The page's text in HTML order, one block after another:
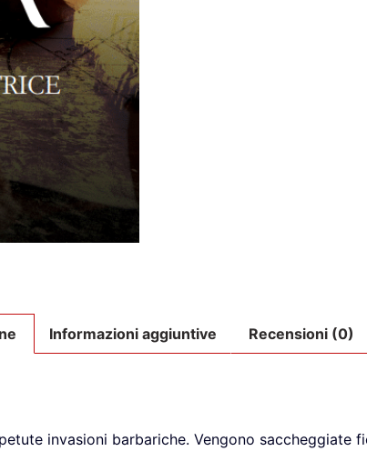
Informazioni aggiuntive Recensioni (0)
invasioni barbariche. Vengono saccheggiate